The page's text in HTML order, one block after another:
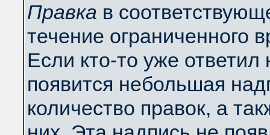
Правка в
течение ограниченного
Если кто-то уже
появится небольшая
количество правок, а